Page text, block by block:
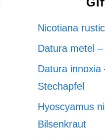
Nicotiana
Datura metel
Datura
Stechapfel
Hyoscyamus
Bilsenkraut